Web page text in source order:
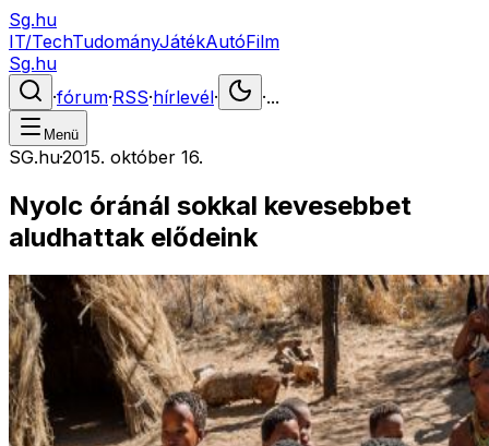
Sg.hu
IT/TechTudományJátékAutóFilm
Sg.hu
·fórum·RSS·hírlevél· ·...
Menü
SG.hu·2015. október 16.
Nyolc óránál sokkal kevesebbet
aludhattak elődeink